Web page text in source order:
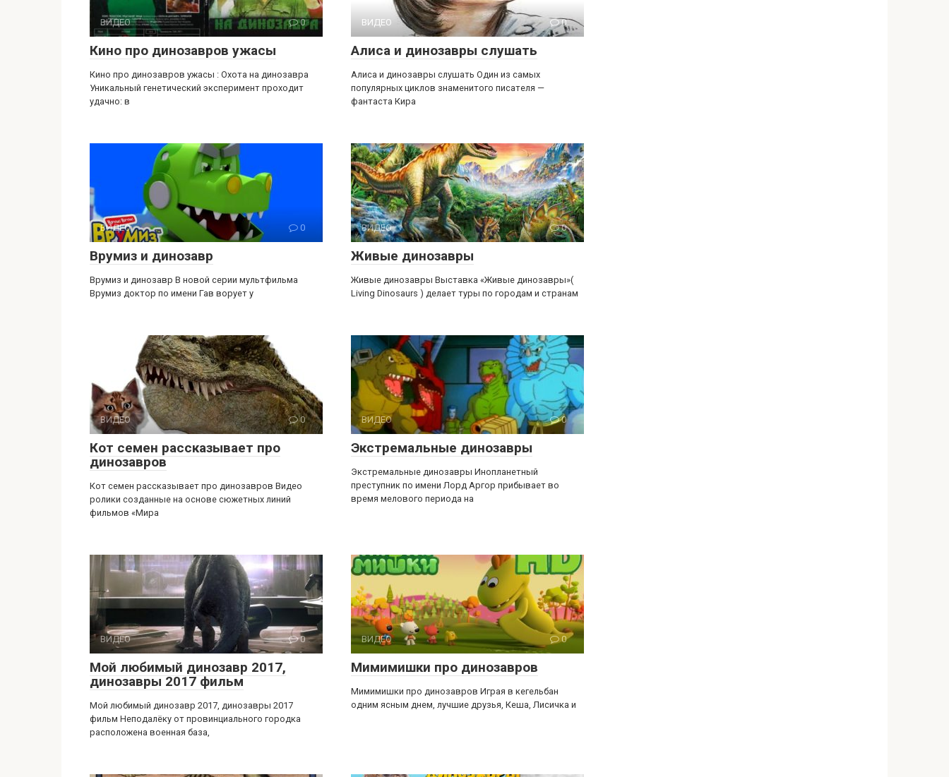
ВИДЕО 0
Кино про динозавров ужасы
Кино про динозавров ужасы : Охота на динозавра
Уникальный генетический эксперимент проходит
удачно: в
ВИДЕО 0
Алиса и динозавры слушать
Алиса и динозавры слушать Один из самых
популярных циклов знаменитого писателя —
фантаста Кира
ВИДЕО 0
Врумиз и динозавр
Врумиз и динозавр В новой серии мультфильма
Врумиз доктор по имени Гав ворует у
ВИДЕО 0
Живые динозавры
Живые динозавры Выставка «Живые динозавры»(
Living Dinosaurs ) делает туры по городам и странам
ВИДЕО 0
Кот семен рассказывает про
динозавров
Кот семен рассказывает про динозавров Видео
ролики созданные на основе сюжетных линий
фильмов «Мира
ВИДЕО 0
Экстремальные динозавры
Экстремальные динозавры Инопланетный
преступник по имени Лорд Аргор прибывает во
время мелового периода на
ВИДЕО 0
Мой любимый динозавр 2017,
динозавры 2017 фильм
Мой любимый динозавр 2017, динозавры 2017
фильм Неподалёку от провинциального городка
расположена военная база,
ВИДЕО 0
Мимимишки про динозавров
Мимимишки про динозавров Играя в кегельбан
одним ясным днем, лучшие друзья, Кеша, Лисичка и